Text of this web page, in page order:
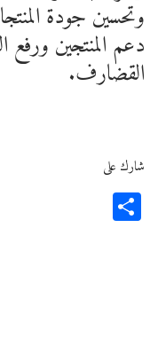
وتحسين جودة
دعم المنتجين ورفع
القضارف.
شارك على